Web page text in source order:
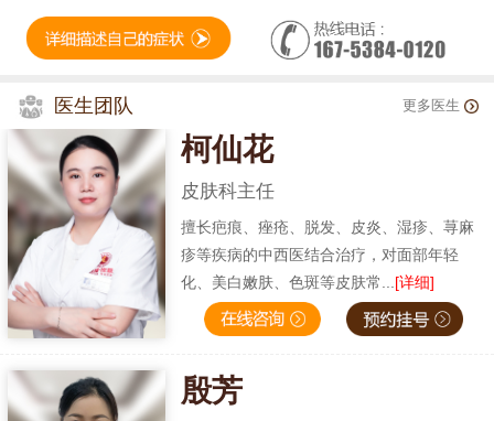
医生团队 更多医生
柯仙花
皮肤科主任
擅长疤痕、痤疮、脱发、皮炎、湿疹、荨麻
疹等疾病的中西医结合治疗，对面部年轻
化、美白嫩肤、色斑等皮肤常... [详细]
殷芳